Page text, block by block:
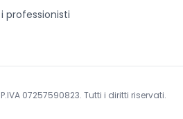
professionisti
07257590823. Tutti i diritti riservati.